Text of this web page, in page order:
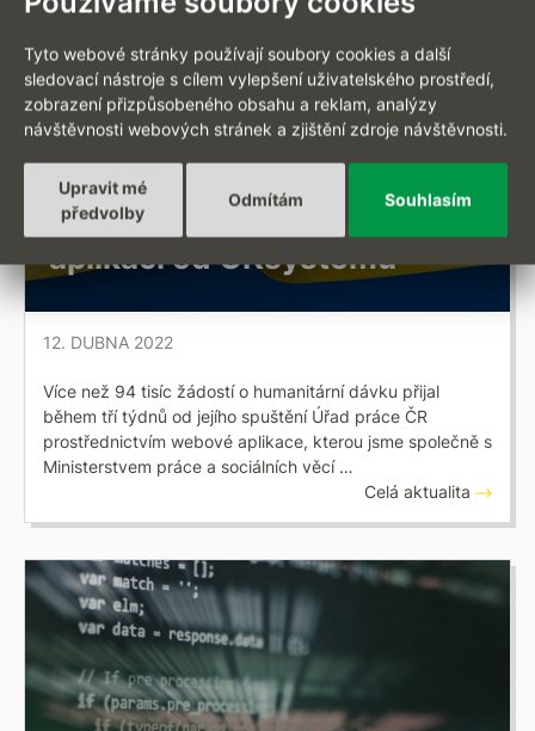
Tyto webové stránky používají soubory cookies a další
sledovací nástroje s cílem vylepšení uživatelského prostředí,
zobrazení přizpůsobeného obsahu a reklam, analýzy
návštěvnosti webových stránek a zjištění zdroje návštěvnosti.
Souhlasím
Odmítám
Upravit mé
předvolby
TISKOVÉ ZPRÁVY
O humanitární dávku mohou
uprchlíci žádat v on-line
aplikaci od OKsystemu
12. DUBNA 2022
Více než 94 tisíc žádostí o humanitární dávku přijal
během tří týdnů od jejího spuštění Úřad práce ČR
prostřednictvím webové aplikace, kterou jsme společně s
Ministerstvem práce a sociálních věcí …
Celá aktualita